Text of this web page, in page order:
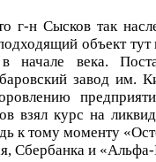
г-н Сысков так
объект
века.
завод им.
взял курс на
к тому моменту
Сбербанка и